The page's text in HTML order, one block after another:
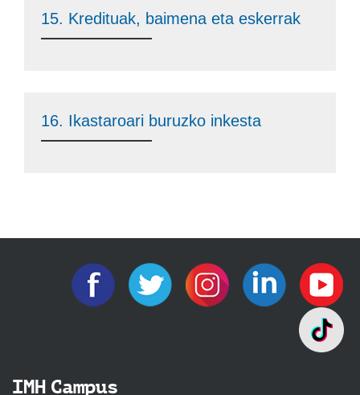
15. Kredituak, baimena eta eskerrak
16. Ikastaroari buruzko inkesta
IMH Campus